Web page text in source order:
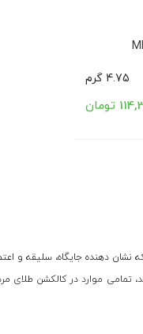
تومان
نشان دهنده جایگاه، سلیقه و
تمامی موارد در کالکشن طلای